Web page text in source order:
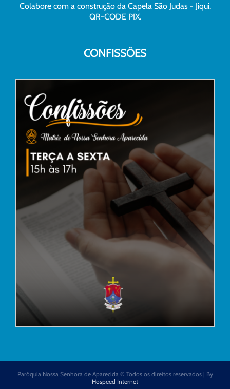
Colabore com a construção da Capela São Judas - Jiqui.
QR-CODE PIX.
CONFISSÕES
Paróquia Nossa Senhora de Aparecida © Todos os direitos reservados | By
Hospeed Internet